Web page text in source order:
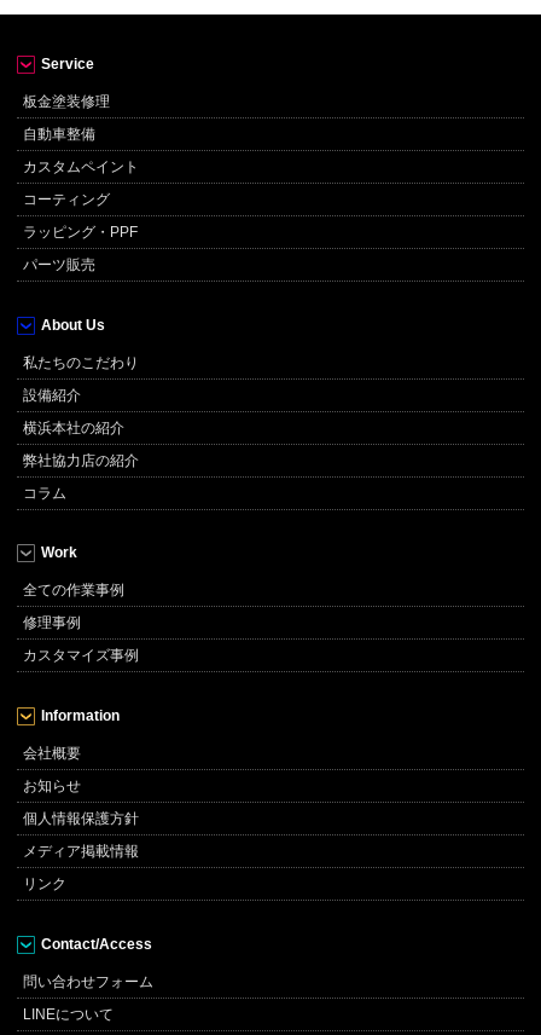
Service
板金塗装修理
自動車整備
カスタムペイント
コーティング
ラッピング・PPF
パーツ販売
About Us
私たちのこだわり
設備紹介
横浜本社の紹介
弊社協力店の紹介
コラム
Work
全ての作業事例
修理事例
カスタマイズ事例
Information
会社概要
お知らせ
個人情報保護方針
メディア掲載情報
リンク
Contact/Access
問い合わせフォーム
LINEについて